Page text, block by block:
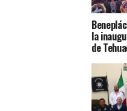
la
de